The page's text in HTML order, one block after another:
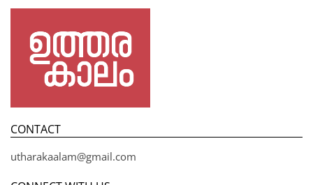
CONTACT
utharakaalam@gmail.com